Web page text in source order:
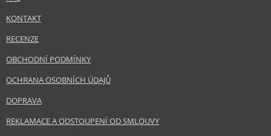
KONTAKT
RECENZE
OBCHODNÍ PODMÍNKY
OCHRANA OSOBNÍCH ÚDAJŮ
DOPRAVA
REKLAMACE A ODSTOUPENÍ OD SMLOUVY